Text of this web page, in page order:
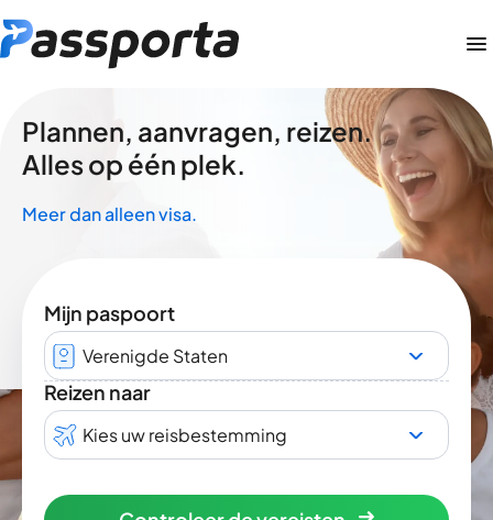
Plannen, aanvragen, reizen.
Alles op één plek.
Meer dan alleen visa.
Mijn paspoort
Verenigde Staten
Reizen naar
Kies uw reisbestemming